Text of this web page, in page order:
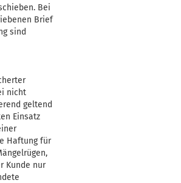
Bei
Brief
sind
nicht
geltend
Einsatz
Haftung für
Kunde nur